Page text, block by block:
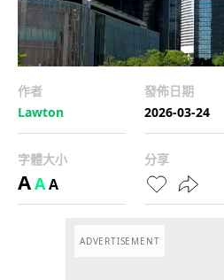
作者
Lawton
發佈日期
2026-03-24
字體大小
AAA
分享
ADVERTISEMENT